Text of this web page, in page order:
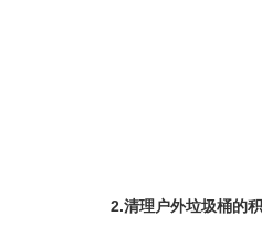
2.清理户外垃圾桶的积